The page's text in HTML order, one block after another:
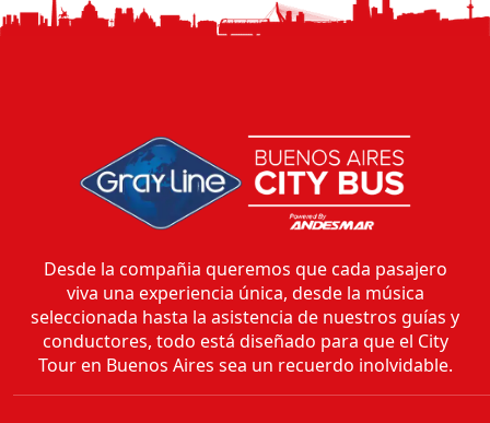
Desde la compañia queremos que cada pasajero
viva una experiencia única, desde la música
seleccionada hasta la asistencia de nuestros guías y
conductores, todo está diseñado para que el City
Tour en Buenos Aires sea un recuerdo inolvidable.